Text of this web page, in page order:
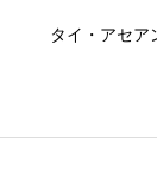
タイ・アセ